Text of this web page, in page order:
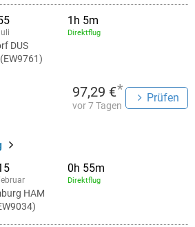
1h 5m
Direktflug
DUS
97,29 €*
vor 7 Tagen
Prüfen
0h 55m
Direktflug
HAM